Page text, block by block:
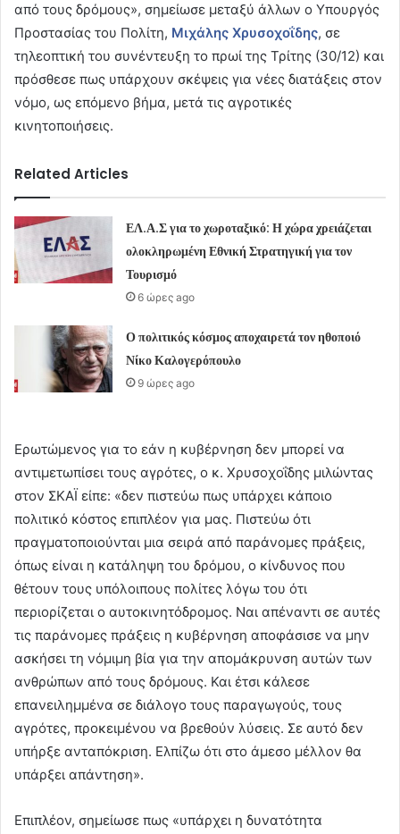
από τους δρόμους», σημείωσε μεταξύ άλλων ο Υπουργός
Προστασίας του Πολίτη, Μιχάλης Χρυσοχοΐδης, σε
τηλεοπτική του συνέντευξη το πρωί της Τρίτης (30/12) και
πρόσθεσε πως υπάρχουν σκέψεις για νέες διατάξεις στον
νόμο, ως επόμενο βήμα, μετά τις αγροτικές
κινητοποιήσεις.
Related Articles
ΕΛ.Α.Σ για το χωροταξικό: Η χώρα χρειάζεται
ολοκληρωμένη Εθνική Στρατηγική για τον
Τουρισμό
6 ώρες ago
Ο πολιτικός κόσμος αποχαιρετά τον ηθοποιό
Νίκο Καλογερόπουλο
9 ώρες ago
Ερωτώμενος για το εάν η κυβέρνηση δεν μπορεί να
αντιμετωπίσει τους αγρότες, ο κ. Χρυσοχοΐδης μιλώντας
στον ΣΚΑΪ είπε: «δεν πιστεύω πως υπάρχει κάποιο
πολιτικό κόστος επιπλέον για μας. Πιστεύω ότι
πραγματοποιούνται μια σειρά από παράνομες πράξεις,
όπως είναι η κατάληψη του δρόμου, ο κίνδυνος που
θέτουν τους υπόλοιπους πολίτες λόγω του ότι
περιορίζεται ο αυτοκινητόδρομος. Ναι απέναντι σε αυτές
τις παράνομες πράξεις η κυβέρνηση αποφάσισε να μην
ασκήσει τη νόμιμη βία για την απομάκρυνση αυτών των
ανθρώπων από τους δρόμους. Και έτσι κάλεσε
επανειλημμένα σε διάλογο τους παραγωγούς, τους
αγρότες, προκειμένου να βρεθούν λύσεις. Σε αυτό δεν
υπήρξε ανταπόκριση. Ελπίζω ότι στο άμεσο μέλλον θα
υπάρξει απάντηση».
Επιπλέον, σημείωσε πως «υπάρχει η δυνατότητα